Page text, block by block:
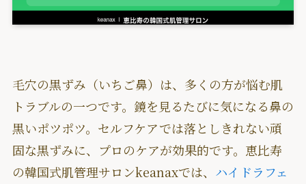
毛穴の黒ずみ（いちご鼻）は、多くの方が悩む肌
トラブルの一つです。鏡を見るたびに気になる鼻の
黒いポツポツ。セルフケアでは落としきれない頑
固な黒ずみに、プロのケアが効果的です。恵比寿
の韓国式肌管理サロンkeanaxでは、 ハイドラフェ